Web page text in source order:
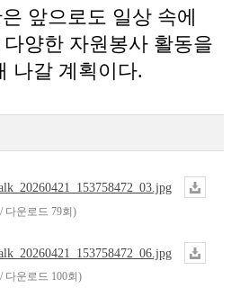
앞으로도 일상 속에
양한 자원봉사 활동을
나갈 계획이다.
다운로드 79회)
다운로드 100회)